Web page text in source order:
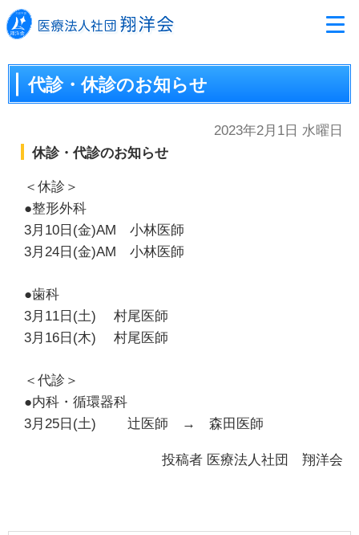
代診・休診のお知らせ
2023年2月1日 水曜日
休診・代診のお知らせ
＜休診＞
●整形外科
3月10日(金)AM 小林医師
3月24日(金)AM 小林医師
●歯科
3月11日(土) 村尾医師
3月16日(木) 村尾医師
＜代診＞
●内科・循環器科
3月25日(土) 辻医師 → 森田医師
投稿者 医療法人社団 翔洋会